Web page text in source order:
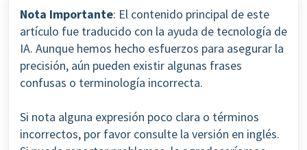
Nota Importante: El contenido principal de este
artículo fue traducido con la ayuda de tecnología de
IA. Aunque hemos hecho esfuerzos para asegurar la
precisión, aún pueden existir algunas frases
confusas o terminología incorrecta.
Si nota alguna expresión poco clara o términos
incorrectos, por favor consulte la versión en inglés.